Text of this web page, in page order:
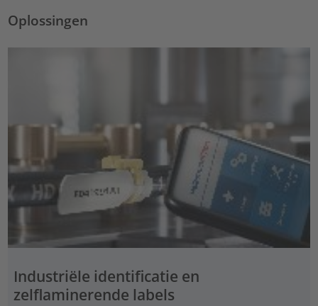
Oplossingen
Industriële identificatie en
zelflaminerende labels